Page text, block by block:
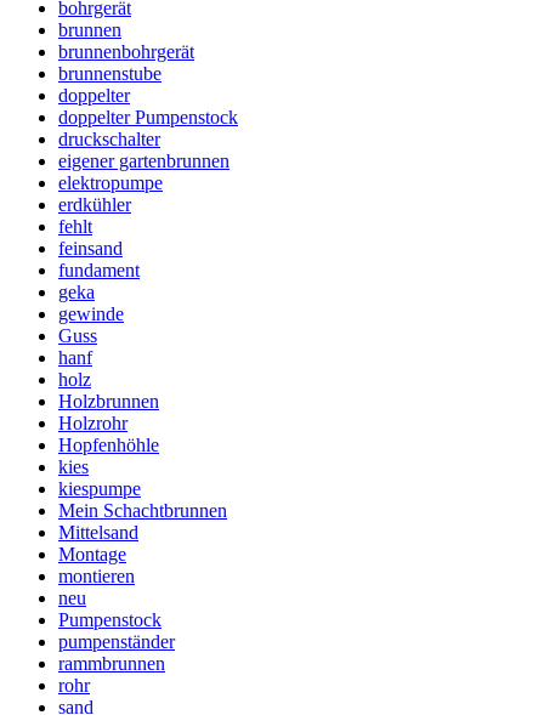
bohrgerät
brunnen
brunnenbohrgerät
brunnenstube
doppelter
doppelter Pumpenstock
druckschalter
eigener gartenbrunnen
elektropumpe
erdkühler
fehlt
feinsand
fundament
geka
gewinde
Guss
hanf
holz
Holzbrunnen
Holzrohr
Hopfenhöhle
kies
kiespumpe
Mein Schachtbrunnen
Mittelsand
Montage
montieren
neu
Pumpenstock
pumpenständer
rammbrunnen
rohr
sand